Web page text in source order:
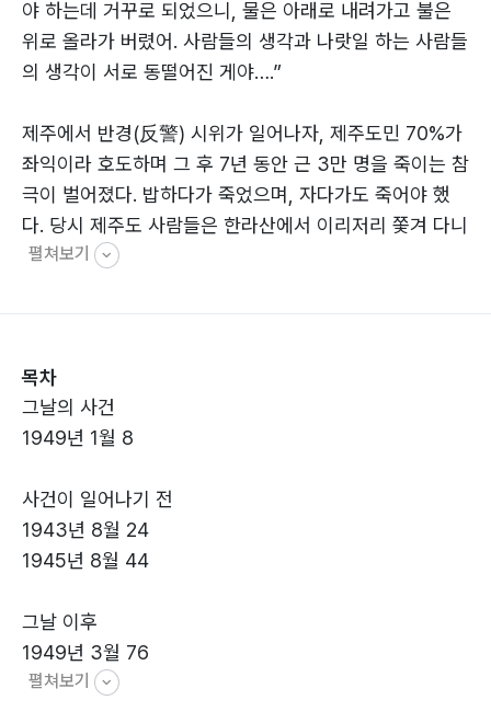
야 하는데 거꾸로 되었으니, 물은 아래로 내려가고 불은
위로 올라가 버렸어. 사람들의 생각과 나랏일 하는 사람들
의 생각이 서로 동떨어진 게야….”
제주에서 반경(反警) 시위가 일어나자, 제주도민 70%가
좌익이라 호도하며 그 후 7년 동안 근 3만 명을 죽이는 참
극이 벌어졌다. 밥하다가 죽었으며, 자다가도 죽어야 했
다. 당시 제주도 사람들은 한라산에서 이리저리 쫓겨 다니
며 살아야 했다. 그러면 산에 올랐다고 죽였고, 올라간 자
건’이라 칭하고 이들을 진압하기 위해 창설된 부대 내에서
또 반란을 일으킨 사건이 바로 ‘여순 사건’이다.
당시 제주를 포함한 전라도는 눈뜨기가 무서웠고, 눈감기
가 무서운 곳이 되었다. 대통령이 전라도 다 죽이라는 명
- 본문 중에서
펼쳐보기
목차
그날의 사건
1949년 1월 8
사건이 일어나기 전
1943년 8월 24
1945년 8월 44
그날 이후
1949년 3월 76
1950년 6월 94
펼쳐보기